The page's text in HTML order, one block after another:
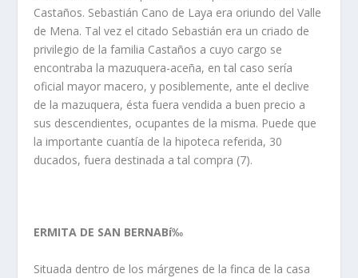
Castaños. Sebastián Cano de Laya era oriundo del Valle
de Mena. Tal vez el citado Sebastián era un criado de
privilegio de la familia Castaños a cuyo cargo se
encontraba la mazuquera-aceña, en tal caso serí­a
oficial mayor macero, y posiblemente, ante el declive
de la mazuquera, ésta fuera vendida a buen precio a
sus descendientes, ocupantes de la misma. Puede que
la importante cuantí­a de la hipoteca referida, 30
ducados, fuera destinada a tal compra (7).
ERMITA DE SAN BERNABí‰
Situada dentro de los márgenes de la finca de la casa